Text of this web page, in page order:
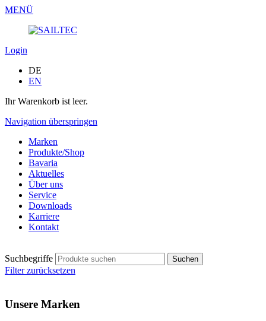
MENÜ
Login
DE
EN
Ihr Warenkorb ist leer.
Navigation überspringen
Marken
Produkte/Shop
Bavaria
Aktuelles
Über uns
Service
Downloads
Karriere
Kontakt
Suchbegriffe
Filter zurücksetzen
Unsere Marken